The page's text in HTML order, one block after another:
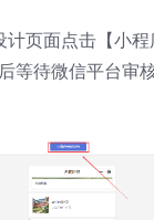
计页面点击【小
等待微信平台审